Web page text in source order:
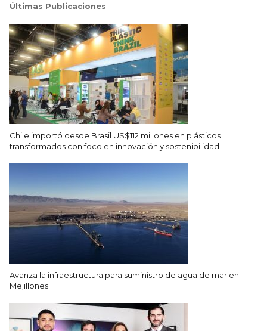
Últimas Publicaciones
Chile importó desde Brasil US$112 millones en plásticos
transformados con foco en innovación y sostenibilidad
Avanza la infraestructura para suministro de agua de mar en
Mejillones